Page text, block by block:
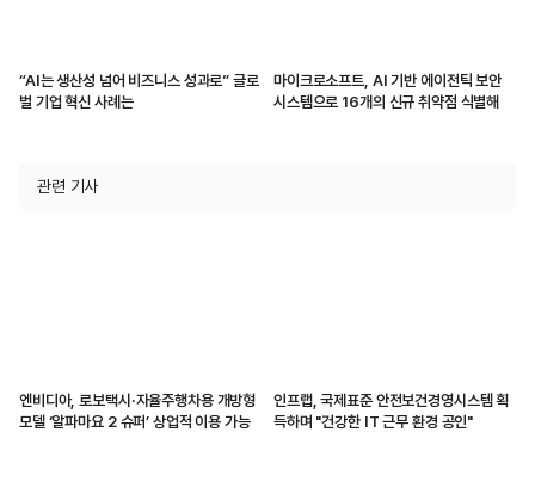
“AI는 생산성 넘어 비즈니스 성과로” 글로
벌 기업 혁신 사례는
마이크로소프트, AI 기반 에이전틱 보안
시스템으로 16개의 신규 취약점 식별해
관련 기사
엔비디아, 로보택시·자율주행차용 개방형
모델 ‘알파마요 2 슈퍼’ 상업적 이용 가능
인프랩, 국제표준 안전보건경영시스템 획
득하며 "건강한 IT 근무 환경 공인"